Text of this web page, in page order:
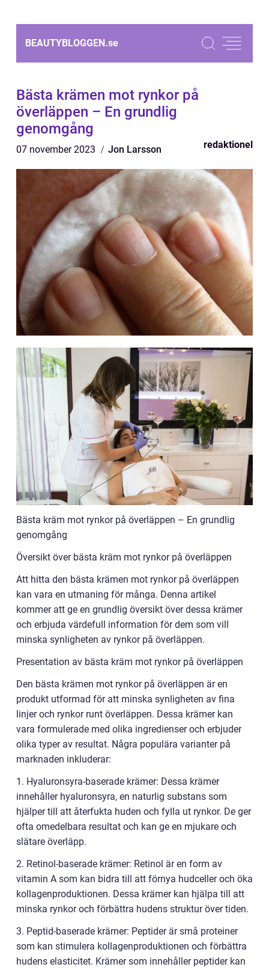
BEAUTYBLOGGEN.se
Bästa krämen mot rynkor på
överläppen – En grundlig
genomgång
07 november 2023 Jon Larsson redaktionel
Bästa kräm mot rynkor på överläppen – En grundlig
genomgång
Översikt över bästa kräm mot rynkor på överläppen
Att hitta den bästa krämen mot rynkor på överläppen
kan vara en utmaning för många. Denna artikel
kommer att ge en grundlig översikt över dessa krämer
och erbjuda värdefull information för dem som vill
minska synligheten av rynkor på överläppen.
Presentation av bästa kräm mot rynkor på överläppen
Den bästa krämen mot rynkor på överläppen är en
produkt utformad för att minska synligheten av fina
linjer och rynkor runt överläppen. Dessa krämer kan
vara formulerade med olika ingredienser och erbjuder
olika typer av resultat. Några populära varianter på
marknaden inkluderar:
1. Hyaluronsyra-baserade krämer: Dessa krämer
innehåller hyaluronsyra, en naturlig substans som
hjälper till att återfukta huden och fylla ut rynkor. De ger
ofta omedelbara resultat och kan ge en mjukare och
slätare överläpp.
2. Retinol-baserade krämer: Retinol är en form av
vitamin A som kan bidra till att förnya hudceller och öka
kollagenproduktionen. Dessa krämer kan hjälpa till att
minska rynkor och förbättra hudens struktur över tiden.
3. Peptid-baserade krämer: Peptider är små proteiner
som kan stimulera kollagenproduktionen och förbättra
hudens elasticitet. Krämer som innehåller peptider kan